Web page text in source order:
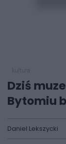
Dziś
Bytomiu
Daniel Lekszycki